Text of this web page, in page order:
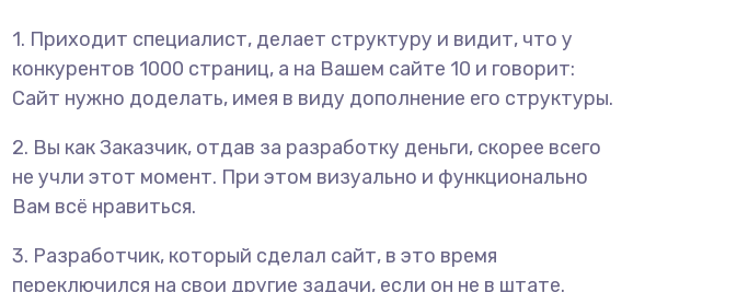
1. Приходит специалист, делает структуру и видит, что у
конкурентов 1000 страниц, а на Вашем сайте 10 и говорит:
Сайт нужно доделать, имея в виду дополнение его структуры.
2. Вы как Заказчик, отдав за разработку деньги, скорее всего
не учли этот момент. При этом визуально и функционально
Вам всё нравиться.
3. Разработчик, который сделал сайт, в это время
переключился на свои другие задачи, если он не в штате.